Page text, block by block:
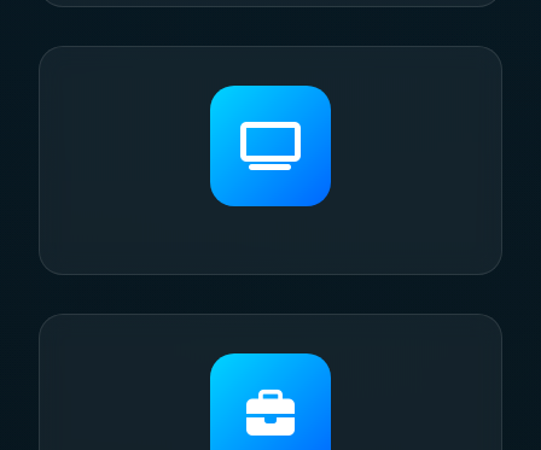
智能感应控制，安全节能，烹饪更安心。
影院模式，氛围灯光，打造完美娱乐空间。